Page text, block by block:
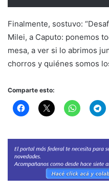
Finalmente, sostuvo:
Milei, a Caputo: ponemos
mesa, a ver si lo abrimos
chorros y quiénes somos
Comparte esto: